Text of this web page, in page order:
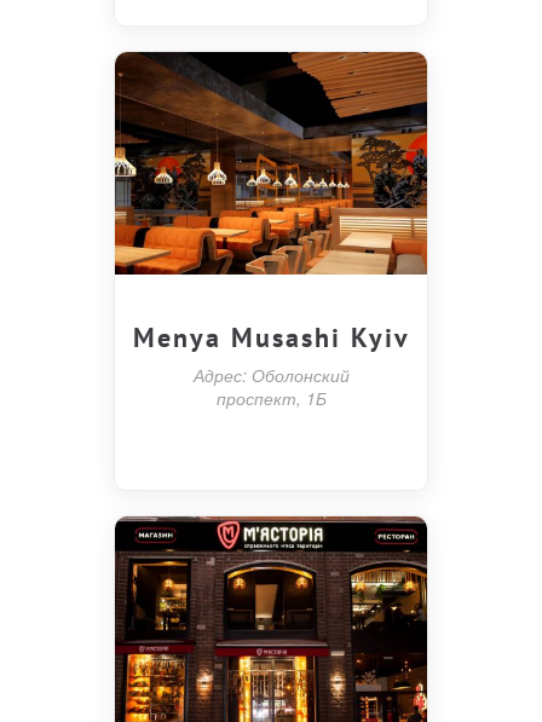
Menya Musashi Kyiv
Адрес: Оболонский
проспект, 1Б